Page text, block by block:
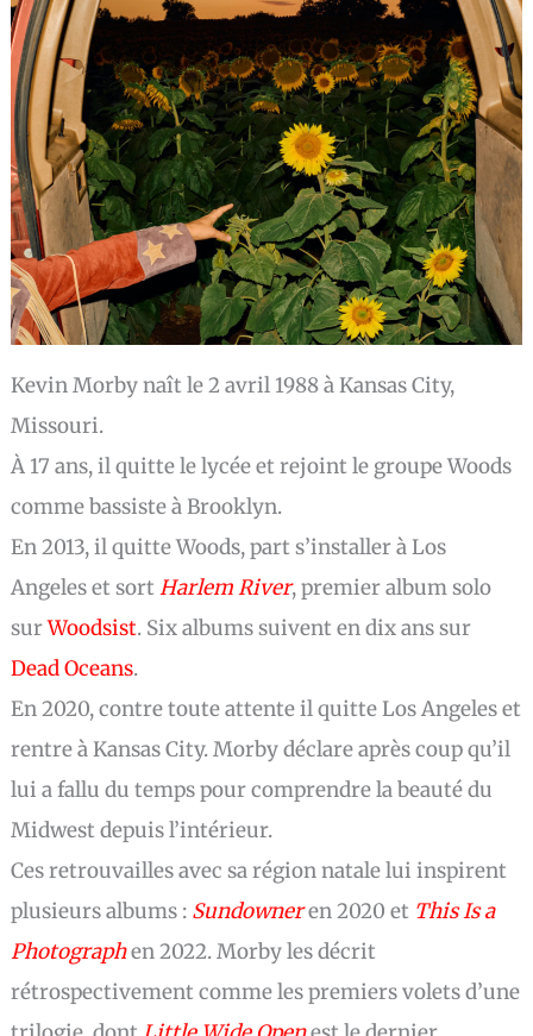
Kevin Morby naît le 2 avril 1988 à Kansas City,
Missouri.
À 17 ans, il quitte le lycée et rejoint le groupe Woods
comme bassiste à Brooklyn.
En 2013, il quitte Woods, part s’installer à Los
Angeles et sortHarlem River, premier album solo
surWoodsist. Six albums suivent en dix ans sur
Dead Oceans.
En 2020, contre toute attente il quitte Los Angeles et
rentre à Kansas City. Morby déclare après coup qu’il
lui a fallu du temps pour comprendre la beauté du
Midwest depuis l’intérieur.
Ces retrouvailles avec sa région natale lui inspirent
plusieurs albums : Sundowneren 2020 et This Is a
Photographen 2022. Morby les décrit
rétrospectivement comme les premiers volets d’une